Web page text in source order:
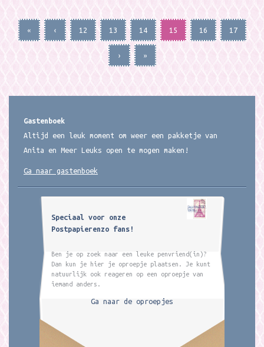
« ‹ 12 13 14 15 16 17
› »
Gastenboek
Altijd een leuk moment om weer een pakketje van
Anita en Meer Leuks open te mogen maken!
Ga naar gastenboek
Speciaal voor onze
Postpapierenzo fans!
Ben je op zoek naar een leuke penvriend(in)?
Dan kun je hier je oproepje plaatsen. Je kunt
natuurlijk ook reageren op een oproepje van
iemand anders.
Ga naar de oproepjes